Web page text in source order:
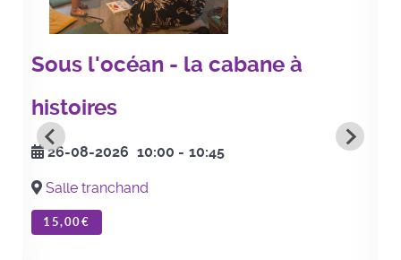
Sous l'océan - la cabane à
histoires
26-08-2026 10:00 - 10:45
Salle tranchand
15,00€